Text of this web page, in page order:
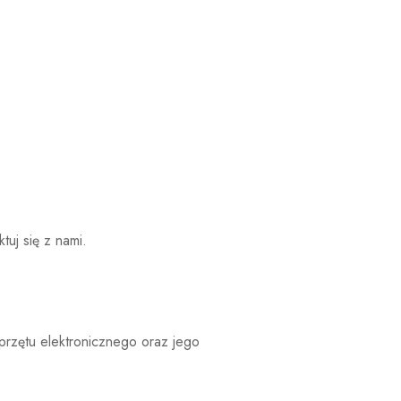
się z nami.
elektronicznego oraz jego